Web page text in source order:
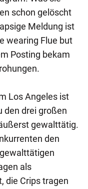
schon gelöscht
Meldung ist
wearing Flue but
Posting bekam
Los Angeles ist
den drei großen
gewalttätig.
den
als
die Crips tragen